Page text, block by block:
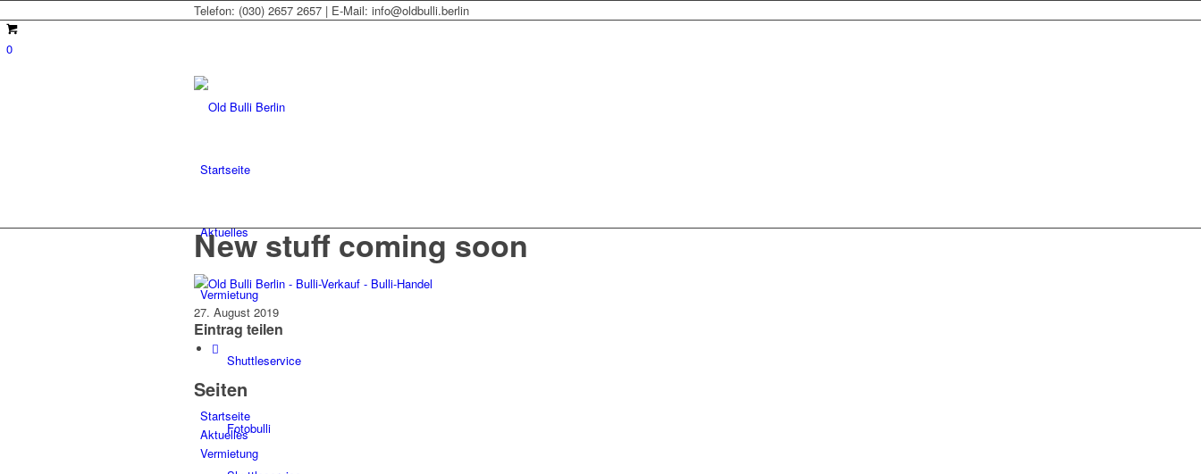
Telefon: (030) 2657 2657 | E-Mail: info@oldbulli.berlin
0
Startseite
Aktuelles
Vermietung
Shuttleservice
Fotobulli
New stuff coming soon
27. August 2019
Eintrag teilen
Seiten
Startseite
Aktuelles
Vermietung